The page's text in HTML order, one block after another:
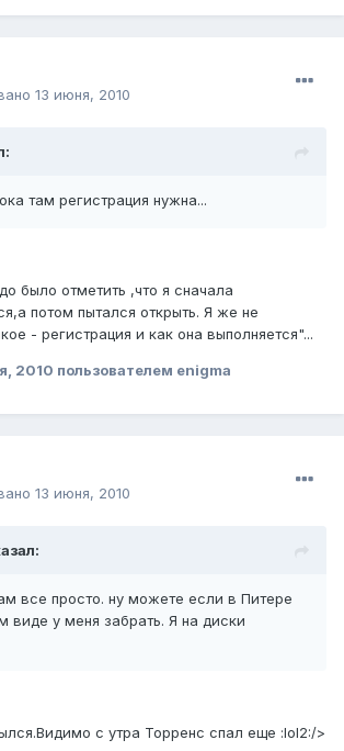
13 июня, 2010
там регистрация нужна...
было отметить ,что я сначала
потом пытался открыть. Я же не
- регистрация и как она выполняется"...
2010 пользователем enigma
13 июня, 2010
все просто. ну можете если в Питере
виде у меня забрать. Я на диски
с утра Торренс спал еще :lol2:/>